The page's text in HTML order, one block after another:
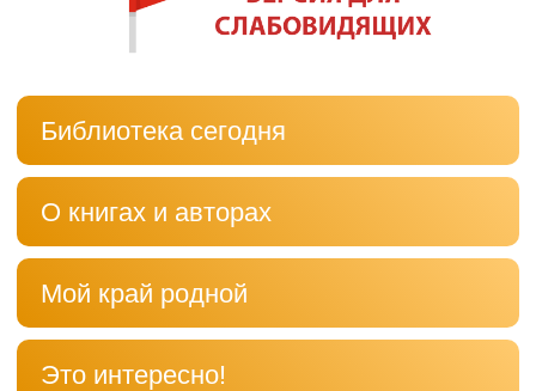
Библиотека сегодня
О книгах и авторах
Мой край родной
Это интересно!